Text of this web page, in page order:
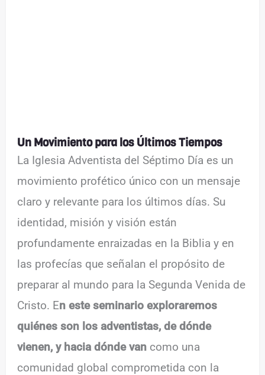
Un Movimiento para los Últimos Tiempos
La Iglesia Adventista del Séptimo Día es un
movimiento profético único con un mensaje
claro y relevante para los últimos días. Su
identidad, misión y visión están
profundamente enraizadas en la Biblia y en
las profecías que señalan el propósito de
preparar al mundo para la Segunda Venida de
Cristo. En este seminario exploraremos
quiénes son los adventistas, de dónde
vienen, y hacia dónde van como una
comunidad global comprometida con la